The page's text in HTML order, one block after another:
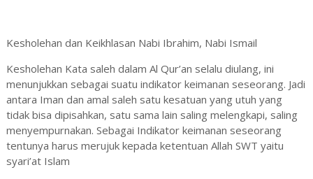
Kesholehan dan Keikhlasan Nabi Ibrahim, Nabi Ismail
Kesholehan Kata saleh dalam Al Qur’an selalu diulang, ini
menunjukkan sebagai suatu indikator keimanan seseorang. Jadi
antara Iman dan amal saleh satu kesatuan yang utuh yang
tidak bisa dipisahkan, satu sama lain saling melengkapi, saling
menyempurnakan. Sebagai Indikator keimanan seseorang
tentunya harus merujuk kepada ketentuan Allah SWT yaitu
syari’at Islam